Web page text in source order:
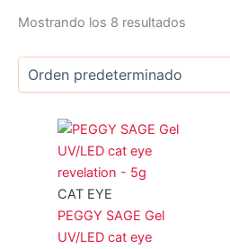
JANSSEN COSMETICS
KRYOLAN
MAXYMOVA (0)
NOYLES(0)
PEGGY SAGE
STALEKS(0)
Mostrando los 8 resultados
CAT EYE
PEGGY SAGE Gel
UV/LED cat eye